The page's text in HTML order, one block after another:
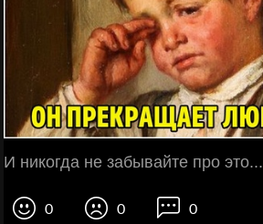
И никогда не забывайте про это...
0 0 0